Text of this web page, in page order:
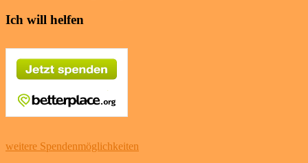
Ich will helfen
weitere Spendenmöglichkeiten